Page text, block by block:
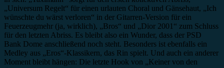
„Universum Regelt“ für einen urlauten Choral und Gänsehaut, „Ich
wünschte du wärst verloren“ in der Gitarren-Version für ein
Feuerzeugmehr (ja, wirklich), „Bros“ und „Dior 2001“ zum Schluss
für den letzten Abriss. Es bleibt also ein Wunder, dass der PSD
Bank Dome anschließend noch steht. Besonders ist ebenfalls ein
Medley aus „Eros“-Klassikern, das Rin spielt. Und auch ein anderer
Moment bleibt hängen: Die letzte Hook von „Keiner von den